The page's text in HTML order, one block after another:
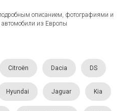
описанием, фотографиями и
автомобили из Европы
Citroën Dacia DS
Hyundai Jaguar Kia